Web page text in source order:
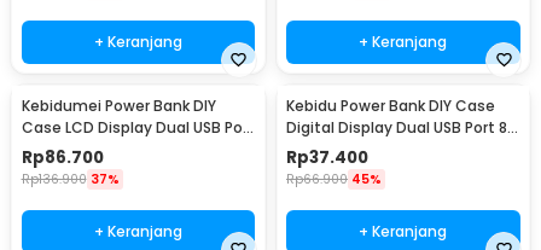
+ Keranjang + Keranjang
Kebidumei Power Bank DIY
Case LCD Display Dual USB Port
4 PCS 18650 - KA4
Rp86.700
Rp136.900 37%
+ Keranjang
Kebidu Power Bank DIY Case
Digital Display Dual USB Port 8
PCS 18650 - C18
Rp37.400
Rp66.900 45%
+ Keranjang